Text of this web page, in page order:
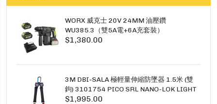
WORX 威克士 20V 24MM 油壓鑽
WU385.3（雙5A電+6A充套裝）
$1,380.00
3M DBI-SALA 極輕量伸縮防墜器 1.5米 (雙
鉤) 3101754 PICO SRL NANO-LOK LIGHT
1.5M TWINS
$1,995.00